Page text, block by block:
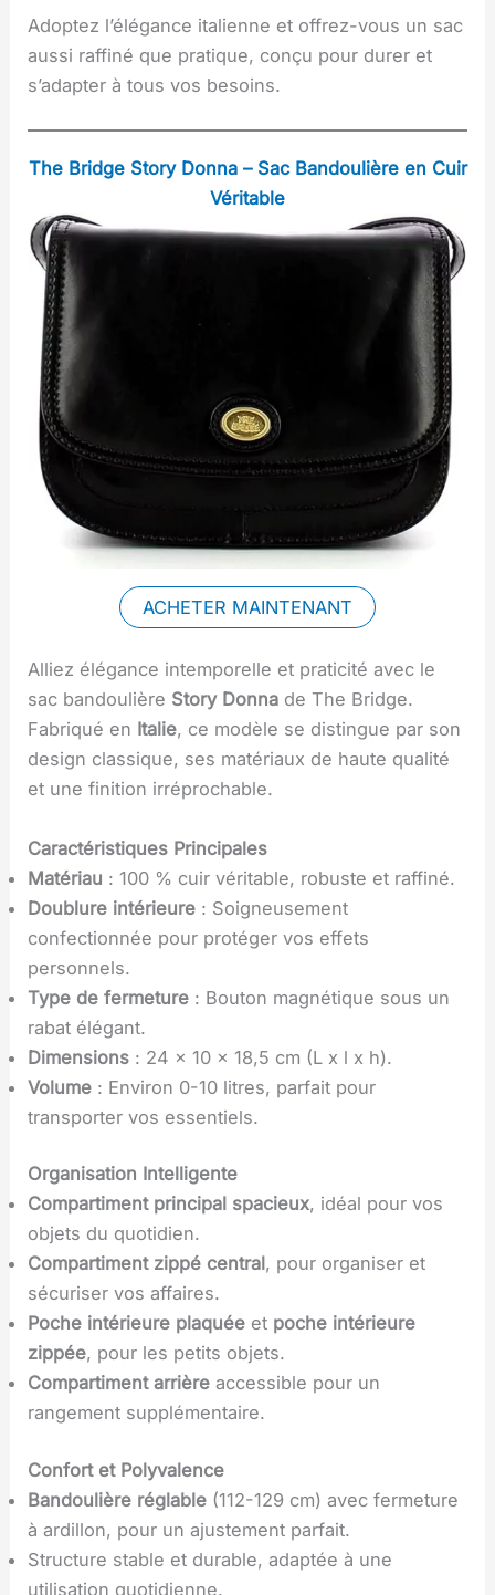
Adoptez l’élégance italienne et offrez-vous un sac
aussi raffiné que pratique, conçu pour durer et
s’adapter à tous vos besoins.
The Bridge Story Donna – Sac Bandoulière en Cuir
Véritable
ACHETER MAINTENANT
Alliez élégance intemporelle et praticité avec le
sac bandoulière Story Donna de The Bridge.
Fabriqué en Italie, ce modèle se distingue par son
design classique, ses matériaux de haute qualité
et une finition irréprochable.
Caractéristiques Principales
Matériau : 100 % cuir véritable, robuste et raffiné.
Doublure intérieure : Soigneusement
confectionnée pour protéger vos effets
personnels.
Type de fermeture : Bouton magnétique sous un
rabat élégant.
Dimensions : 24 x 10 x 18,5 cm (L x l x h).
Volume : Environ 0-10 litres, parfait pour
transporter vos essentiels.
Organisation Intelligente
Compartiment principal spacieux, idéal pour vos
objets du quotidien.
Compartiment zippé central, pour organiser et
sécuriser vos affaires.
Poche intérieure plaquée et poche intérieure
zippée, pour les petits objets.
Compartiment arrière accessible pour un
rangement supplémentaire.
Confort et Polyvalence
Bandoulière réglable (112-129 cm) avec fermeture
à ardillon, pour un ajustement parfait.
Structure stable et durable, adaptée à une
utilisation quotidienne.